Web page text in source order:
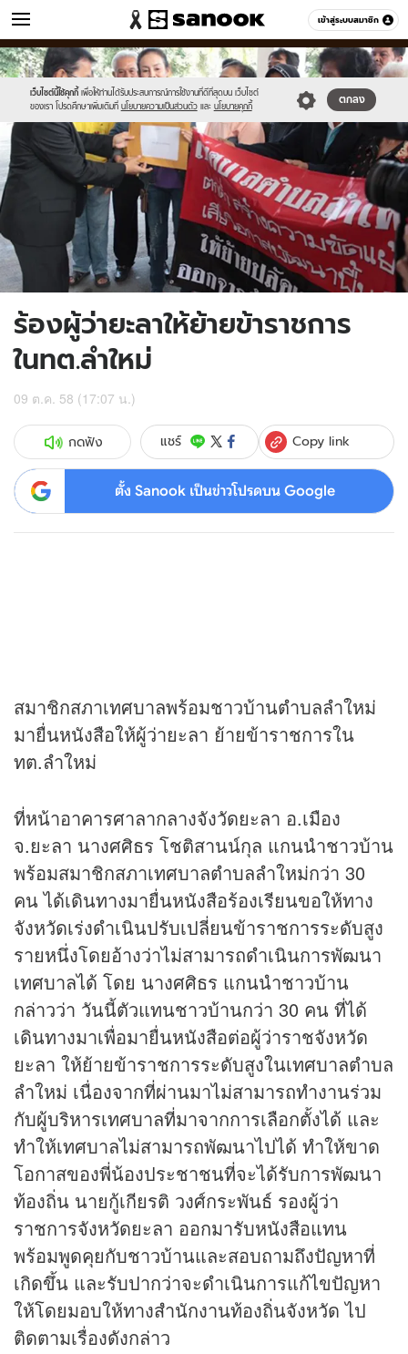
เข้าสู่ระบบสมาชิก
ข่าว หมวดอื่นๆ
เว็บไซต์นี้ใช้คุกกี้ เพื่อให้ท่านได้รับประสบการณ์การใช้งานที่ดีที่สุดบน เว็บไซต์
ของเรา โปรดศึกษาเพิ่มเติมที่ นโยบายความเป็นส่วนตัว และ นโยบายคุกกี้
ตกลง
Sanook
//s.isanook.com/sr/0/images/logo-
new-
sanook.png
600
60
//s.isanook.com/ns/0/ud/375/1879834/651397-
01.jpg
ร้องผู้ว่ายะลาให้ย้ายข้าราชการ
ในทต.ลำใหม่
09 ต.ค. 58 (17:07 น.)
กดฟัง แชร์ Copy link
ตั้ง Sanook เป็นข่าวโปรดบน Google
สมาชิกสภาเทศบาลพร้อมชาวบ้านตำบลลำใหม่
มายื่นหนังสือให้ผู้ว่ายะลา ย้ายข้าราชการใน
ทต.ลำใหม่
ที่หน้าอาคารศาลากลางจังวัดยะลา อ.เมือง
จ.ยะลา นางศศิธร โชติสานน์กุล แกนนำชาวบ้าน
พร้อมสมาชิกสภาเทศบาลตำบลลำใหม่กว่า 30
คน ได้เดินทางมายื่นหนังสือร้องเรียนขอให้ทาง
จังหวัดเร่งดำเนินปรับเปลี่ยนข้าราชการระดับสูง
รายหนึ่งโดยอ้างว่าไม่สามารถดำเนินการพัฒนา
เทศบาลได้ โดย นางศศิธร แกนนำชาวบ้าน
กล่าวว่า วันนี้ตัวแทนชาวบ้านกว่า 30 คน ที่ได้
เดินทางมาเพื่อมายื่นหนังสือต่อผู้ว่าราชจังหวัด
ยะลา ให้ย้ายข้าราชการระดับสูงในเทศบาลตำบล
ลำใหม่ เนื่องจากที่ผ่านมาไม่สามารถทำงานร่วม
กับผู้บริหารเทศบาลที่มาจากการเลือกตั้งได้ และ
ทำให้เทศบาลไม่สามารถพัฒนาไปได้ ทำให้ขาด
โอกาสของพี่น้องประชาชนที่จะได้รับการพัฒนา
ท้องถิ่น นายกู้เกียรติ วงศ์กระพันธ์ รองผู้ว่า
ราชการจังหวัดยะลา ออกมารับหนังสือแทน
พร้อมพูดคุยกับชาวบ้านและสอบถามถึงปัญหาที่
เกิดขึ้น และรับปากว่าจะดำเนินการแก้ไขปัญหา
ให้โดยมอบให้ทางสำนักงานท้องถิ่นจังหวัด ไป
ติดตามเรื่องดังกล่าว